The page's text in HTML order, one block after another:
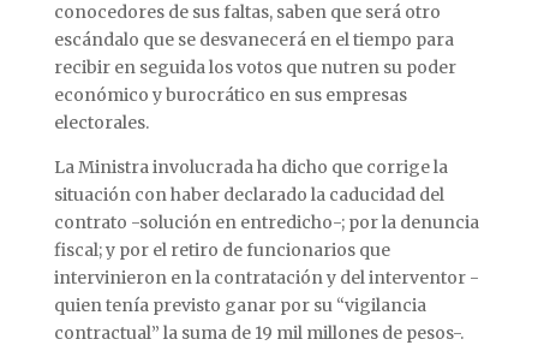
conocedores de sus faltas, saben que será otro
escándalo que se desvanecerá en el tiempo para
recibir en seguida los votos que nutren su poder
económico y burocrático en sus empresas
electorales.
La Ministra involucrada ha dicho que corrige la
situación con haber declarado la caducidad del
contrato -solución en entredicho-; por la denuncia
fiscal; y por el retiro de funcionarios que
intervinieron en la contratación y del interventor -
quien tenía previsto ganar por su “vigilancia
contractual” la suma de 19 mil millones de pesos-.